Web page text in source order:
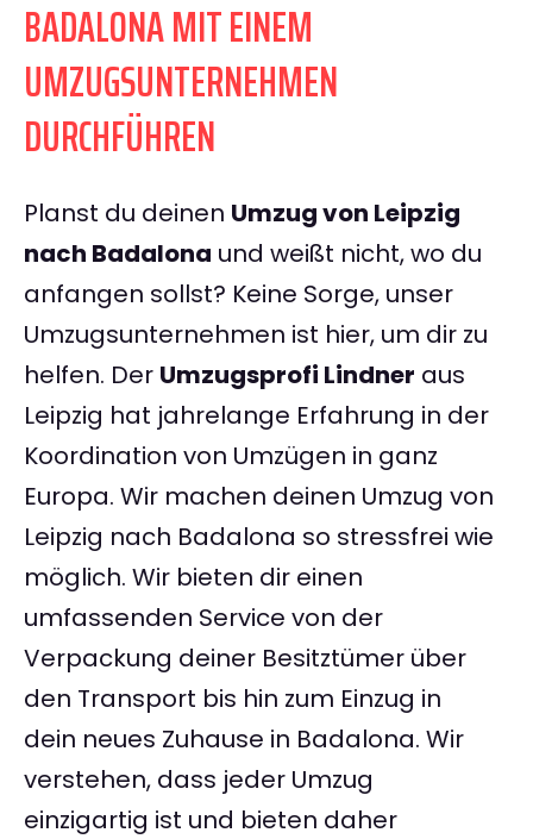
BADALONA MIT EINEM
UMZUGSUNTERNEHMEN
DURCHFÜHREN
Planst du deinen Umzug von Leipzig
nach Badalona und weißt nicht, wo du
anfangen sollst? Keine Sorge, unser
Umzugsunternehmen ist hier, um dir zu
helfen. Der Umzugsprofi Lindner aus
Leipzig hat jahrelange Erfahrung in der
Koordination von Umzügen in ganz
Europa. Wir machen deinen Umzug von
Leipzig nach Badalona so stressfrei wie
möglich. Wir bieten dir einen
umfassenden Service von der
Verpackung deiner Besitztümer über
den Transport bis hin zum Einzug in
dein neues Zuhause in Badalona. Wir
verstehen, dass jeder Umzug
einzigartig ist und bieten daher